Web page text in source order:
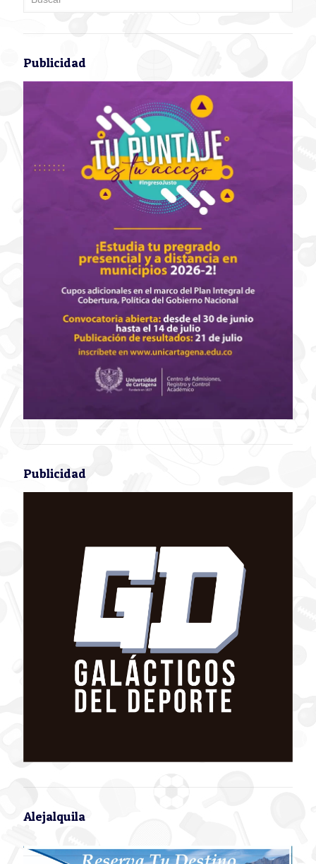
Publicidad
Publicidad
Alejalquila